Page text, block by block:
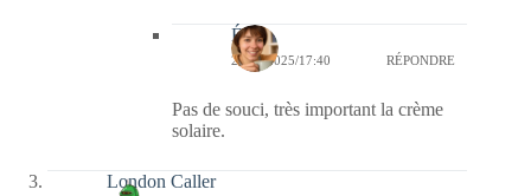
Élise
27/11/2025/17:40 RÉPONDRE
Pas de souci, très important la crème
solaire.
London Caller